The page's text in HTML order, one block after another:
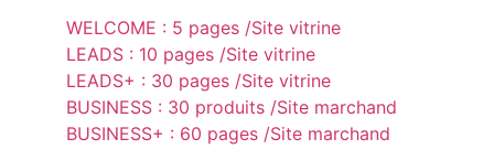
WELCOME : 5 pages /Site vitrine
LEADS : 10 pages /Site vitrine
LEADS+ : 30 pages /Site vitrine
BUSINESS : 30 produits /Site marchand
BUSINESS+ : 60 pages /Site marchand